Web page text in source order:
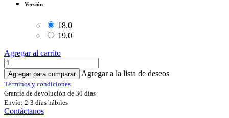
Versión
18.0
19.0
Agregar al carrito
Agregar para comparar Agregar a la lista de deseos
Términos y condiciones
Grantía de devolución de 30 días
Envío: 2-3 días hábiles
Contáctanos